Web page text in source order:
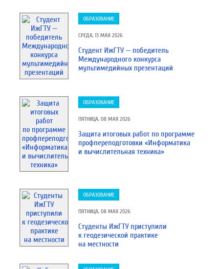
ОБРАЗОВАНИЕ
СРЕДА, 13 МАЯ 2026
Cтудент ИжГТУ — победитель
Международного конкурса
мультимедийных презентаций
ОБРАЗОВАНИЕ
ПЯТНИЦА, 08 МАЯ 2026
Защита итоговых работ по программе
профпереподготовки «Информатика
и вычислительная техника»
ОБРАЗОВАНИЕ
ПЯТНИЦА, 08 МАЯ 2026
Студенты ИжГТУ приступили
к геодезической практике
на местности